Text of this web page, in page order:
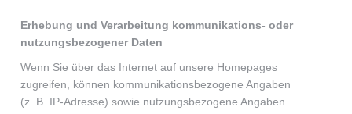
Erhebung und Verarbeitung kommunikations- oder
nutzungsbezogener Daten
Wenn Sie über das Internet auf unsere Homepages
zugreifen, können kommunikationsbezogene Angaben
(z. B. IP-Adresse) sowie nutzungsbezogene Angaben